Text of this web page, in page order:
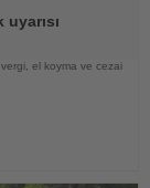
vergi, el koyma ve cezai